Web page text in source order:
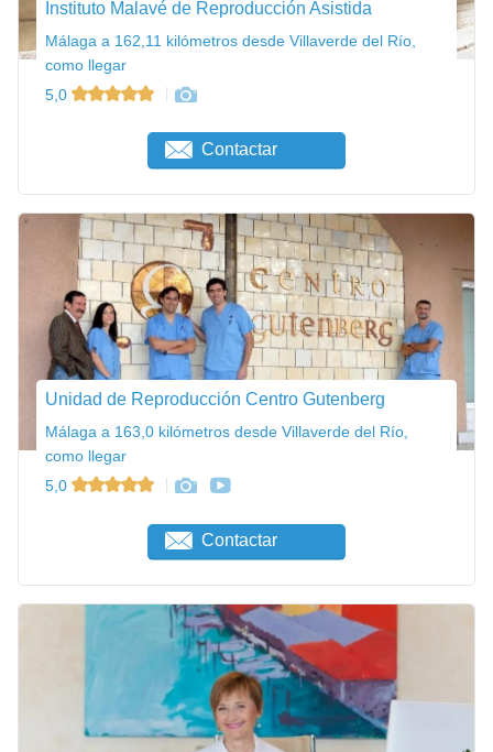
Instituto Malavé de Reproducción Asistida
Málaga a 162,11 kilómetros desde Villaverde del Río,
como llegar
5,0
Contactar
Unidad de Reproducción Centro Gutenberg
Málaga a 163,0 kilómetros desde Villaverde del Río,
como llegar
5,0
Contactar